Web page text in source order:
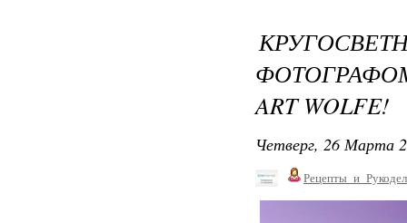
ART WOLFE!
Четверг, 26 Марта